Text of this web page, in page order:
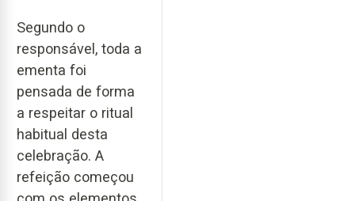
Segundo o
responsável, toda a
ementa foi
pensada de forma
a respeitar o ritual
habitual desta
celebração. A
refeição começou